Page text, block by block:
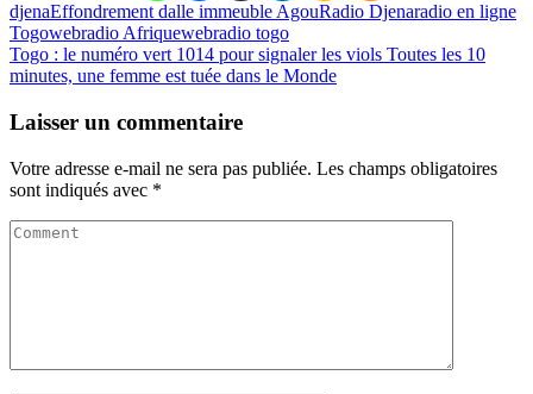
djenaEffondrement dalle immeuble AgouRadio Djenaradio en ligne
Togowebradio Afriquewebradio togo
Togo : le numéro vert 1014 pour signaler les viols Toutes les 10
minutes, une femme est tuée dans le Monde
Laisser un commentaire
Votre adresse e-mail ne sera pas publiée. Les champs obligatoires
sont indiqués avec *